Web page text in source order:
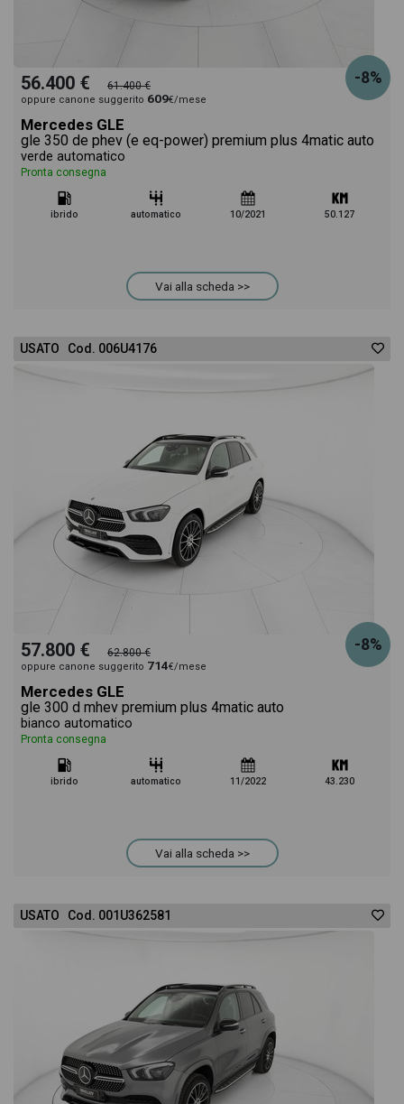
-8%
56.400 € 61.400 €
oppure canone suggerito 609€/mese
Mercedes GLE
gle 350 de phev (e eq-power) premium plus 4matic auto
verde automatico
Pronta consegna
ibrido automatico 10/2021 50.127
Vai alla scheda >>
USATO Cod. 006U4176
-8%
57.800 € 62.800 €
oppure canone suggerito 714€/mese
Mercedes GLE
gle 300 d mhev premium plus 4matic auto
bianco automatico
Pronta consegna
ibrido automatico 11/2022 43.230
Vai alla scheda >>
USATO Cod. 001U362581